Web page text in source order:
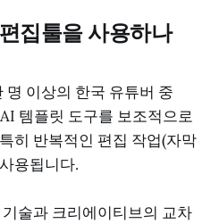
집툴을 사용하나
이상의 한국 유튜버 중
템플릿 도구를 보조적으로
히 반복적인 편집 작업(자막
용됩니다.
술과 크리에이티브의 교차